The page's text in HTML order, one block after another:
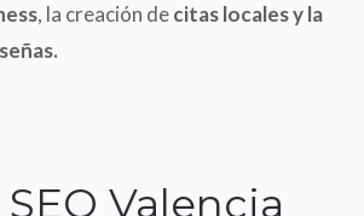
, la creación decitas locales y la
Valencia